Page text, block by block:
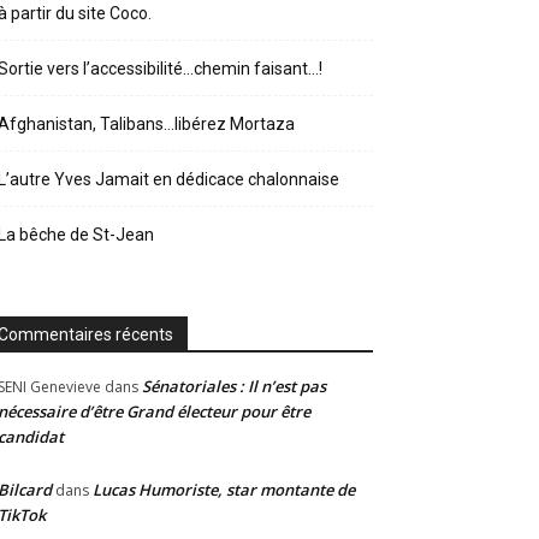
partir du site Coco.
vers l’accessibilité…chemin faisant…!
Talibans…libérez Mortaza
Yves Jamait en dédicace chalonnaise
bêche de St-Jean
récents
Genevieve dansSénatoriales : Il n’est pas
d’être Grand électeur pour être
dans Lucas Humoriste, star montante de